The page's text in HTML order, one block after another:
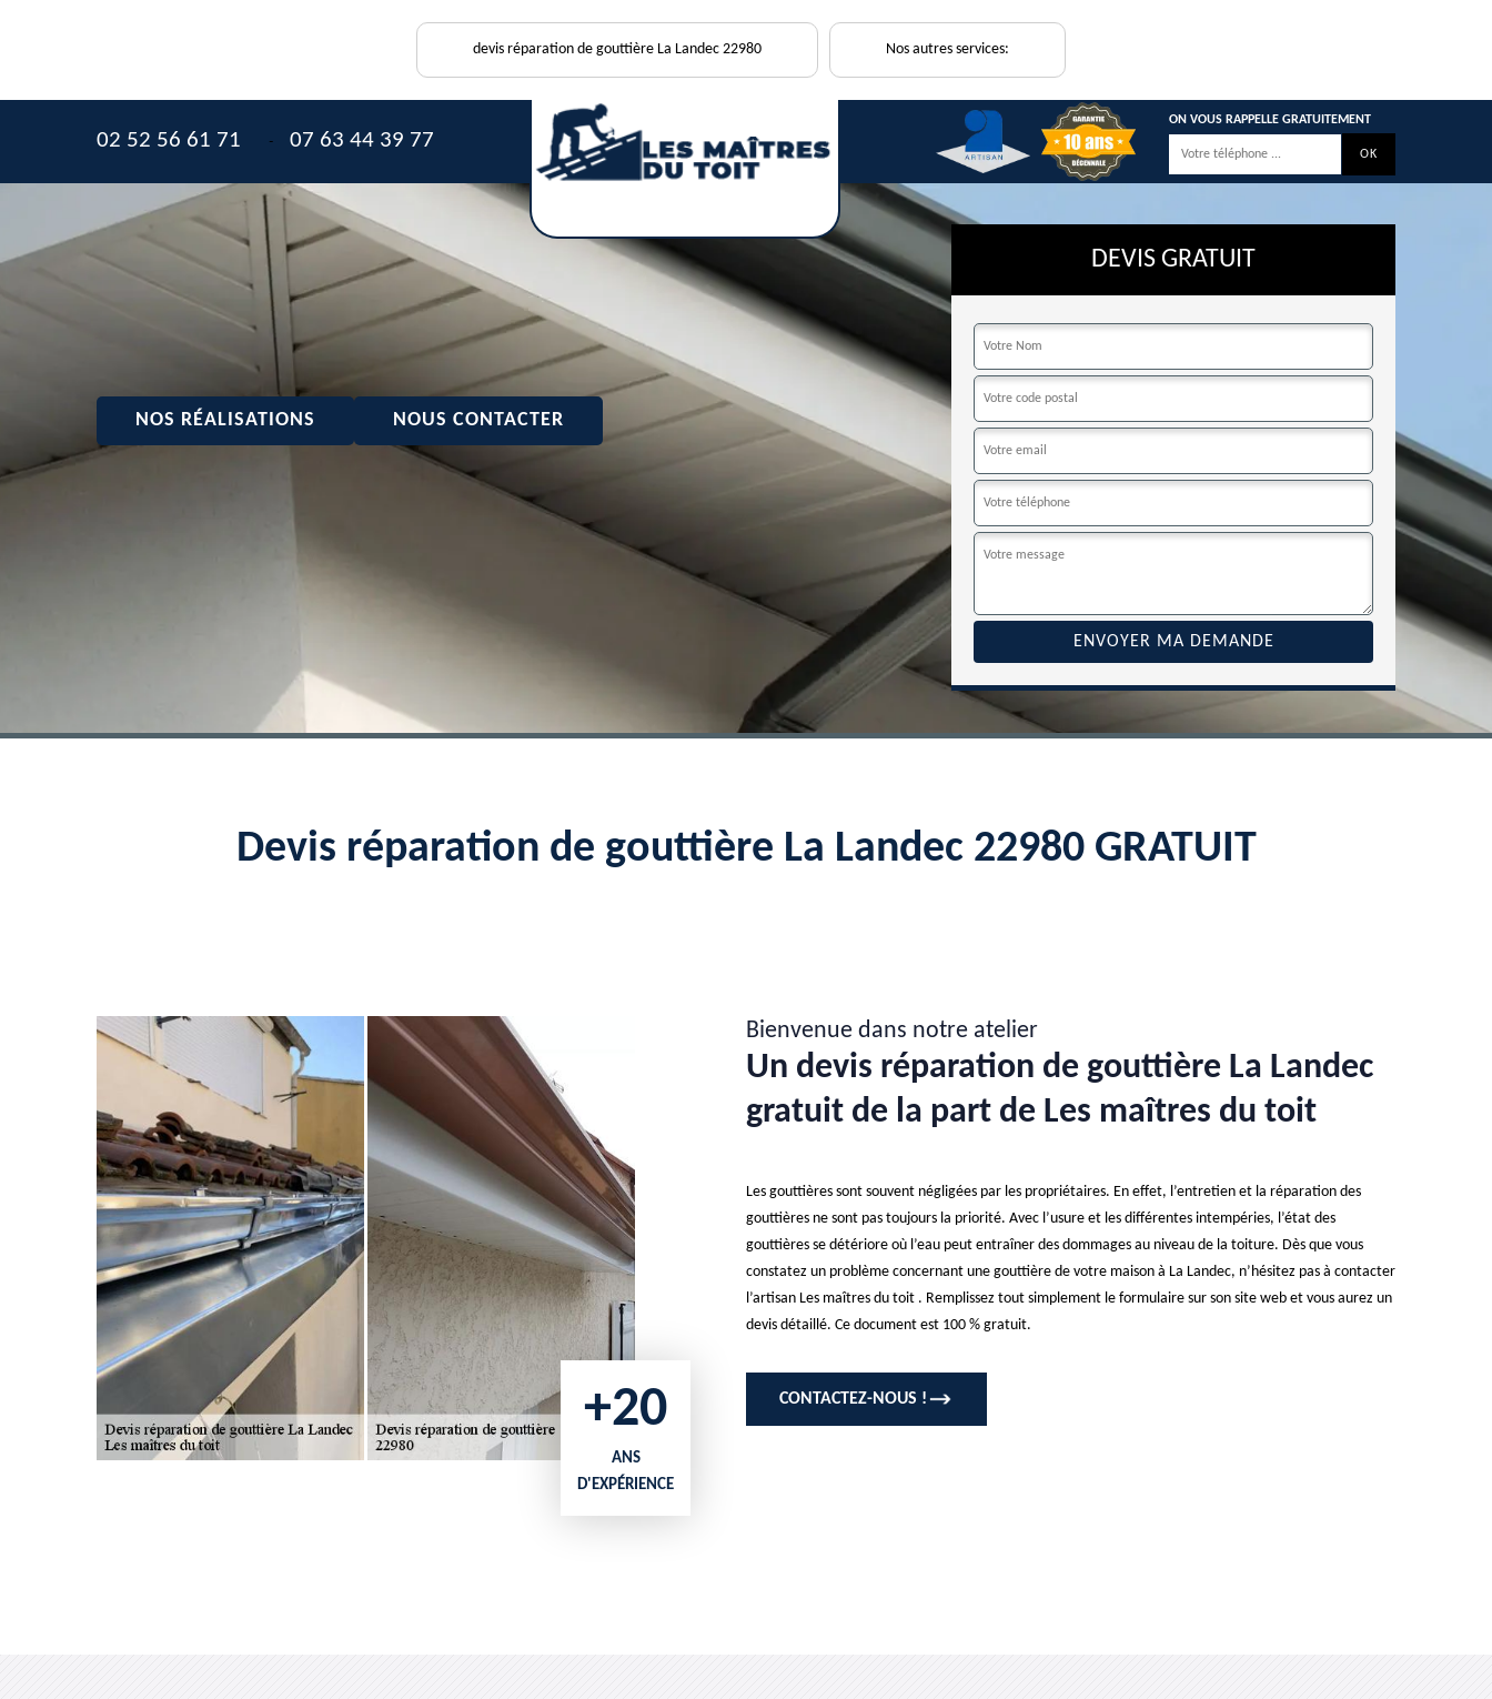
devis réparation de gouttière La Landec 22980 Nos autres services:
02 52 56 61 71 - 07 63 44 39 77
ON VOUS RAPPELLE GRATUITEMENT
NOS RÉALISATIONS NOUS CONTACTER
DEVIS GRATUIT
Devis réparation de gouttière La Landec 22980 GRATUIT
+20
ANS
D'EXPÉRIENCE
Bienvenue dans notre atelier
Un devis réparation de gouttière La Landec
gratuit de la part de Les maîtres du toit
Les gouttières sont souvent négligées par les propriétaires. En effet, l’entretien et la réparation des
gouttières ne sont pas toujours la priorité. Avec l’usure et les différentes intempéries, l’état des
gouttières se détériore où l’eau peut entraîner des dommages au niveau de la toiture. Dès que vous
constatez un problème concernant une gouttière de votre maison à La Landec, n’hésitez pas à contacter
l’artisan Les maîtres du toit . Remplissez tout simplement le formulaire sur son site web et vous aurez un
devis détaillé. Ce document est 100 % gratuit.
CONTACTEZ-NOUS !